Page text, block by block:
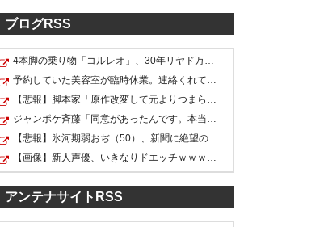
試合終了。 よく同点に追いつい
た！ #consadole #DAZN
— YOTSUBA (yo_tsu_ba)2020,
7月 18
痛かったわな #vegalta
— いのり (96memo)2020, 7月
18
うーん ジャメ、椎橋のゴールで
2-0にしたところまでは良かった
そのあとが雑だった気がする
ブログRSS
4本脚の乗り物「コルレオ」、30年リヤド万博で披露へ 川…
予約していた美容室が臨時休業。連絡くれてもいいのに
【悲報】脚本家「原作改変して元よりつまらなくしたろ！…
ジャンポケ斉藤「同意があったんです。本当です。信じて…
【悲報】氷河期弱おぢ（50）、新聞に絶望の投稿ｗｗｗｗ…
【画像】新人声優、いきなりドエッチｗｗｗｗｗｗｗｗｗ
アンテナサイトRSS